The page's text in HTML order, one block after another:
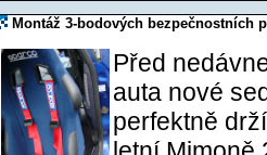
Montáž 3-bodových bezpečnostních
Před
auta nové
perfektně